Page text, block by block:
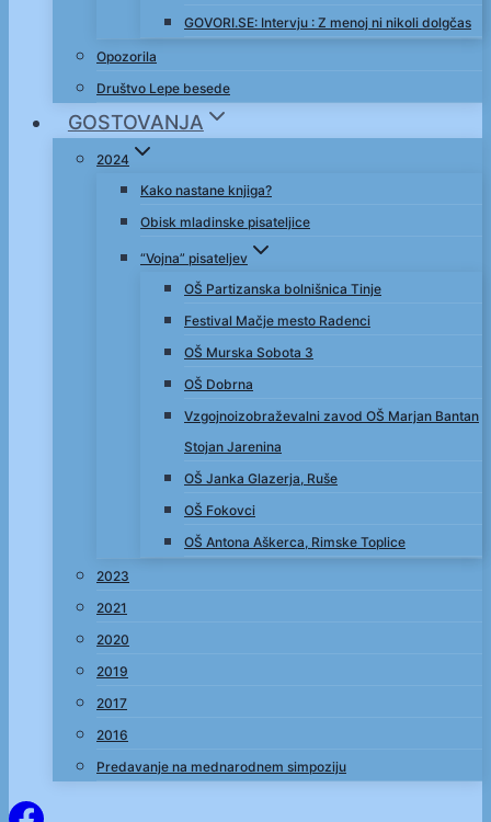
GOVORI.SE: Intervju : Z menoj ni nikoli dolgčas
Opozorila
Društvo Lepe besede
GOSTOVANJA
2024
Kako nastane knjiga?
Obisk mladinske pisateljice
“Vojna” pisateljev
OŠ Partizanska bolnišnica Tinje
Festival Mačje mesto Radenci
OŠ Murska Sobota 3
OŠ Dobrna
Vzgojnoizobraževalni zavod OŠ Marjan Bantan
Stojan Jarenina
OŠ Janka Glazerja, Ruše
OŠ Fokovci
OŠ Antona Aškerca, Rimske Toplice
2023
2021
2020
2019
2017
2016
Predavanje na mednarodnem simpoziju